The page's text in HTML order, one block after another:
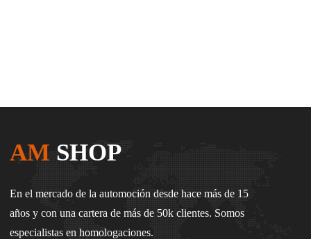
AM SHOP
En el mercado de la automoción desde hace más de 15
años y con una cartera de más de 50k clientes. Somos
especialistas en homologaciones.